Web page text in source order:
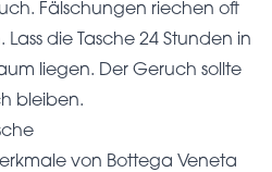
Fälschungen riechen oft
die Tasche 24 Stunden in
liegen. Der Geruch sollte
bleiben.
von Bottega Veneta